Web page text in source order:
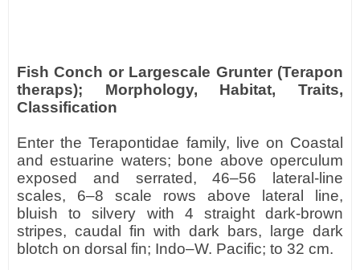
Fish Conch or Largescale Grunter (Terapon
theraps); Morphology, Habitat, Traits,
Classification
Enter the Terapontidae family, live on Coastal
and estuarine waters; bone above operculum
exposed and serrated, 46–56 lateral-line
scales, 6–8 scale rows above lateral line,
bluish to silvery with 4 straight dark-brown
stripes, caudal fin with dark bars, large dark
blotch on dorsal fin; Indo–W. Pacific; to 32 cm.